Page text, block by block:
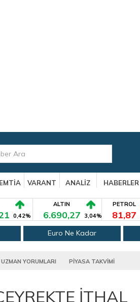
EMTİA VARANT ANALİZ HABERLER
0,42%
ALTIN
6.690,27 3,04%
PETROL
81,87
Euro Ne Kadar
UZMAN YORUMLARI PİYASA TAKVİMİ
İTHAL